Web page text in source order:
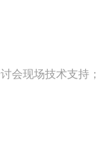
会现场技术支持